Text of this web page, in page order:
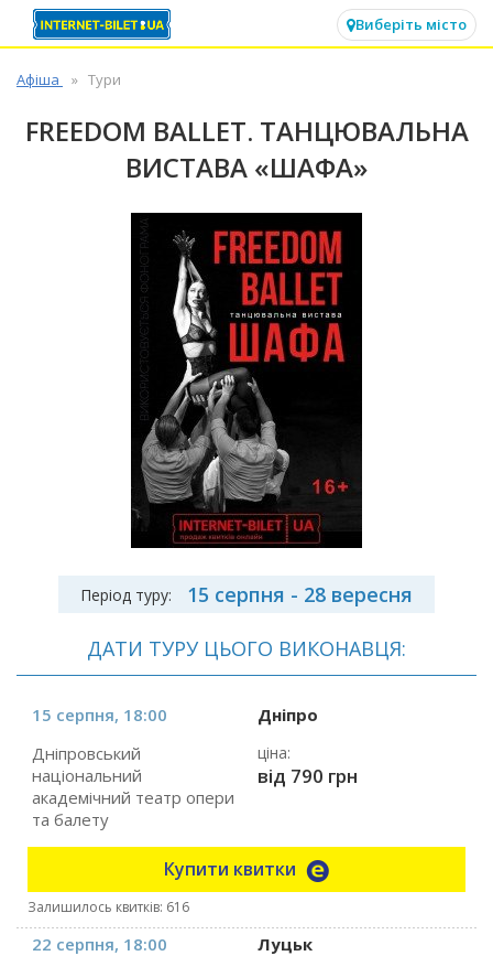
Виберіть місто
Афіша Тури
FREEDOM BALLET. ТАНЦЮВАЛЬНА
ВИСТАВА «ШАФА»
Період туру: 15 серпня - 28 вересня
ДАТИ ТУРУ ЦЬОГО ВИКОНАВЦЯ:
15 серпня, 18:00
Дніпро
Дніпровський
національний
академічний театр опери
та балету
ціна:
від 790 грн
Купити квитки
Залишилось квитків: 616
22 серпня, 18:00
Луцьк